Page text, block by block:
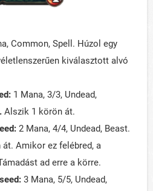
Common, Spell. Húzol egy
kiválasztott alvó
1 Mana, 3/3, Undead,
Alszik 1 körön át.
2 Mana, 4/4, Undead, Beast.
Amikor ez felébred, a
ad erre a körre.
3 Mana, 5/5, Undead,